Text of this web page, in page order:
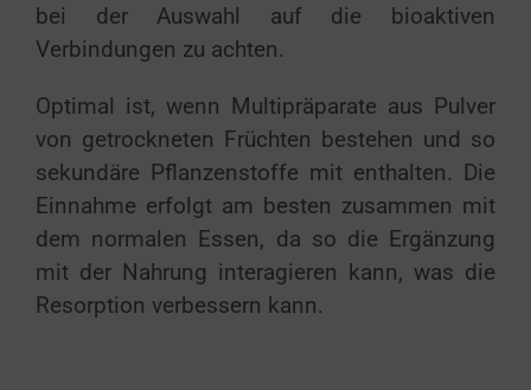
bei der Auswahl auf die bioaktiven
Verbindungen zu achten.
Optimal ist, wenn Multipräparate aus Pulver
von getrockneten Früchten bestehen und so
sekundäre Pflanzenstoffe mit enthalten. Die
Einnahme erfolgt am besten zusammen mit
dem normalen Essen, da so die Ergänzung
mit der Nahrung interagieren kann, was die
Resorption verbessern kann.